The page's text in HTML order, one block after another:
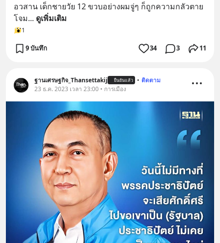
อวสาน เด็กชายวัย 12 ขวบอย่างผมจู่ๆ ก็ถูกความกลัวตาย
โจม... ดูเพิ่มเติม
1
9 บันทึก 34 3 11
ฐานเศรษฐกิจ_Thansettakij ยืนยันแล้ว • ติดตาม
23 ธ.ค. 2023 เวลา 23:00 • การเมือง